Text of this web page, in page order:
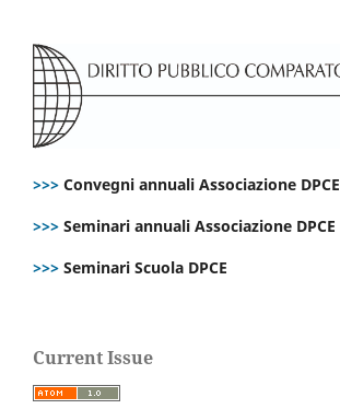
>>> Convegni annuali Associazione DPCE
>>> Seminari annuali Associazione DPCE
>>> Seminari Scuola DPCE
Current Issue